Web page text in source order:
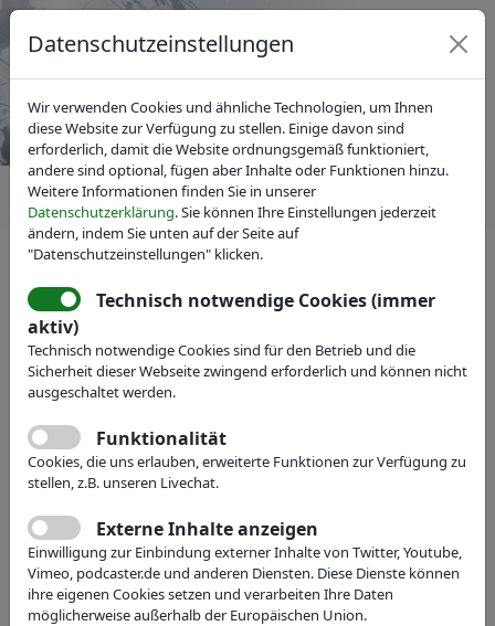
IVAM Fachverband für Mikrotechnik
Pressemitteilungen
20 Jahre IVAM: 20 Jahre
Hightech-Technologien in
Dortmund
Datenschutzeinstellungen
Wir verwenden Cookies und ähnliche Technologien, um Ihnen
diese Website zur Verfügung zu stellen. Einige davon sind
erforderlich, damit die Website ordnungsgemäß funktioniert,
andere sind optional, fügen aber Inhalte oder Funktionen hinzu.
Weitere Informationen finden Sie in unserer
Datenschutzerklärung. Sie können Ihre Einstellungen jederzeit
ändern, indem Sie unten auf der Seite auf
"Datenschutzeinstellungen" klicken.
Technisch notwendige Cookies (immer
aktiv)
Technisch notwendige Cookies sind für den Betrieb und die
Sicherheit dieser Webseite zwingend erforderlich und können nicht
ausgeschaltet werden.
Funktionalität
Cookies, die uns erlauben, erweiterte Funktionen zur Verfügung zu
stellen, z.B. unseren Livechat.
Externe Inhalte anzeigen
Einwilligung zur Einbindung externer Inhalte von Twitter, Youtube,
Vimeo, podcaster.de und anderen Diensten. Diese Dienste können
ihre eigenen Cookies setzen und verarbeiten Ihre Daten
möglicherweise außerhalb der Europäischen Union.